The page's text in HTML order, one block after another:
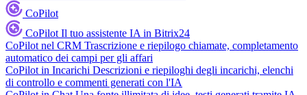
CoPilot
CoPilot Il tuo assistente IA in Bitrix24
CoPilot nel CRM Trascrizione e riepilogo chiamate, completamento
automatico dei campi per gli affari
CoPilot in Incarichi Descrizioni e riepiloghi degli incarichi, elenchi
di controllo e commenti generati con l'IA